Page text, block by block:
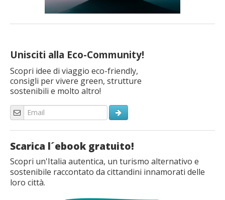
Unisciti alla Eco-Community!
Scopri idee di viaggio eco-friendly,
consigli per vivere green, strutture
sostenibili e molto altro!
Scarica l´ebook gratuito!
Scopri un'Italia autentica, un turismo alternativo e
sostenibile raccontato da cittandini innamorati delle
loro città.